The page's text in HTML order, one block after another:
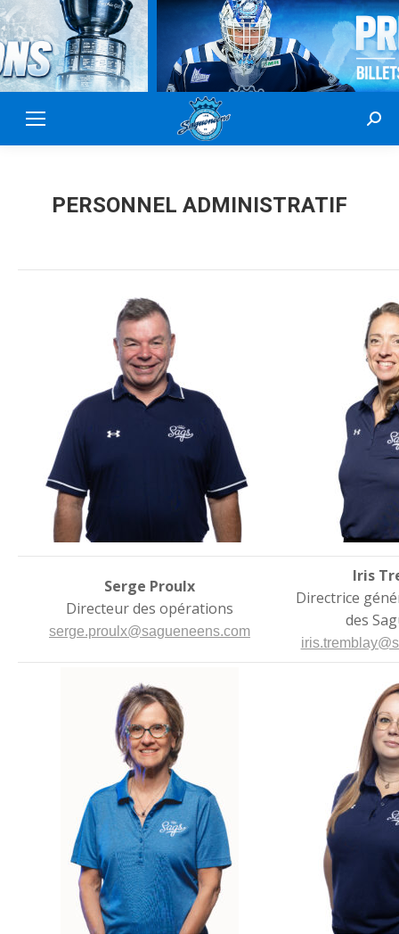
PERSONNEL ADMINISTRATIF
Serge Proulx
Directeur des opérations
serge.proulx@sagueneens.com
Iris
Directrice
des